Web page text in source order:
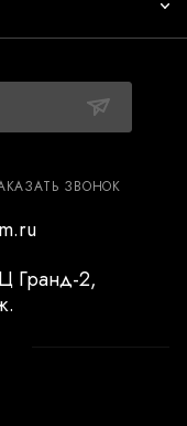
ЗВОНОК
Гранд-2,